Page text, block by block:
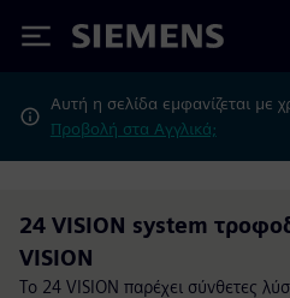
Siemens
Αυτή η σελίδα εμφανίζεται με
Προβολή στα Αγγλικά;
24 VISION system
VISION
Το 24 VISION παρέχει σύνθετες